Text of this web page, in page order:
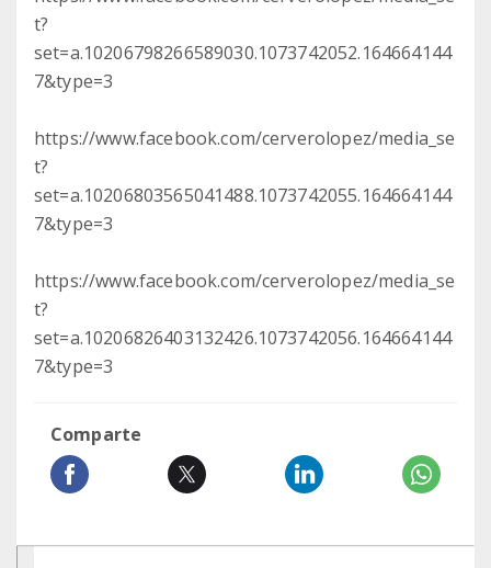
t?
set=a.10206798266589030.1073742052.164664144
7&type=3
https://www.facebook.com/cerverolopez/media_se
t?
set=a.10206803565041488.1073742055.164664144
7&type=3
https://www.facebook.com/cerverolopez/media_se
t?
set=a.10206826403132426.1073742056.164664144
7&type=3
Comparte